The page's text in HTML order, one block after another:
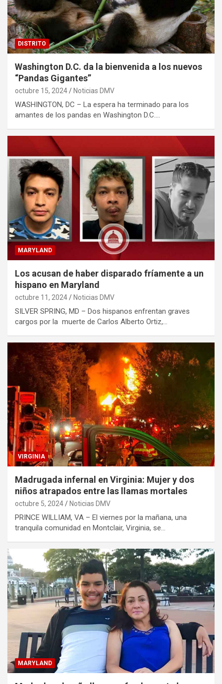
DISTRITO
Washington D.C. da la bienvenida a los nuevos
“Pandas Gigantes”
octubre 15, 2024 Noticias DMV
WASHINGTON, DC – La espera ha terminado para los
amantes de los pandas en Washington D.C.…
MARYLAND
Los acusan de haber disparado fríamente a un
hispano en Maryland
octubre 11, 2024 Noticias DMV
SILVER SPRING, MD – Dos hispanos enfrentan graves
cargos por la muerte de Carlos Alberto Ortiz,…
VIRGINIA
Madrugada infernal en Virginia: Mujer y dos
niños atrapados entre las llamas mortales
octubre 5, 2024 Noticias DMV
PRINCE WILLIAM, VA – El viernes por la mañana, una
tranquila comunidad en Montclair, Virginia, se…
MARYLAND